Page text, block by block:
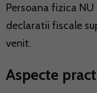
Persoana fizica
declaratii fiscale
venit.
Aspecte